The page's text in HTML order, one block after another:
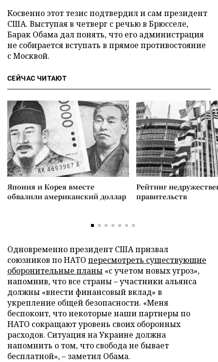
Косвенно этот тезис подтвердил и сам президент
США. Выступая в четверг с речью в Брюсселе,
Барак Обама дал понять, что его администрация
не собирается вступать в прямое противостояние
с Москвой.
СЕЙЧАС ЧИТАЮТ
Япония и Корея вместе
обвалили американский доллар
Рейтинг
правительств
Одновременно президент США призвал
союзников по НАТО пересмотреть существующие
оборонительные планы «с учетом новых угроз»,
напомнив, что все страны – участники альянса
должны «внести финансовый вклад» в
укрепление общей безопасности. «Меня
беспокоит, что некоторые наши партнеры по
НАТО сокращают уровень своих оборонных
расходов. Ситуация на Украине должна
напомнить о том, что свобода не бывает
бесплатной», – заметил Обама.